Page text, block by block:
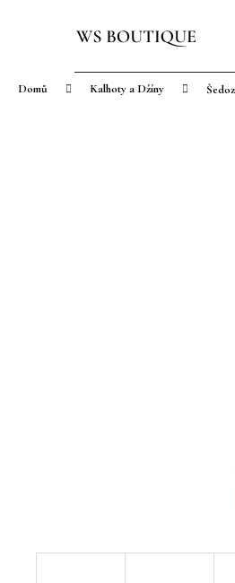
Domů Kalhoty a Džíny
Zpět
obchodu
Zpět
obchodu